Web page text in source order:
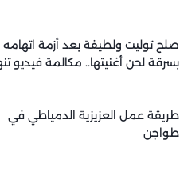
صلح توليت ولطيفة بعد أزمة اتهامه
بسرقة لحن أغنيتها.. مكالمة فيديو
طريقة عمل العزيزية الدمياطي في
طواجن